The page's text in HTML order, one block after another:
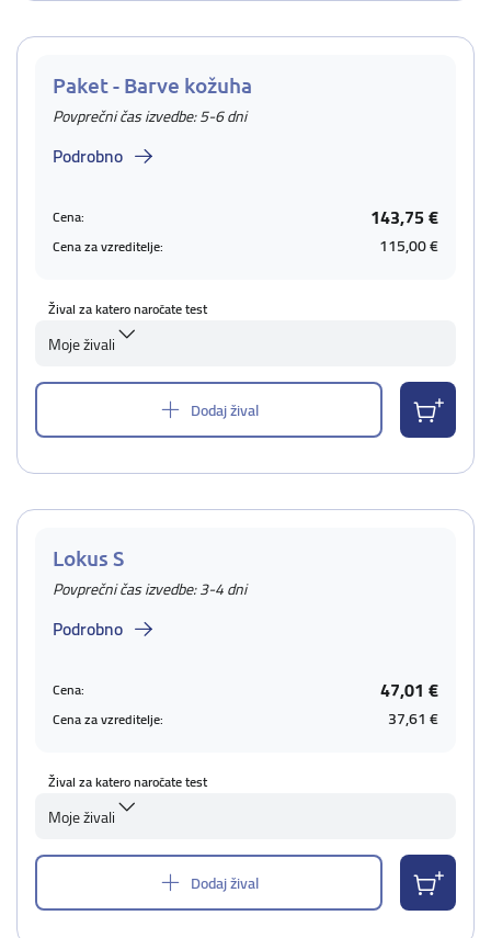
Paket - Barve kožuha
Povprečni čas izvedbe: 5-6 dni
Podrobno
Cena: 143,75 €
Cena za vzreditelje: 115,00 €
Žival za katero naročate test
Moje živali
Dodaj žival
Lokus S
Povprečni čas izvedbe: 3-4 dni
Podrobno
Cena: 47,01 €
Cena za vzreditelje: 37,61 €
Žival za katero naročate test
Moje živali
Dodaj žival